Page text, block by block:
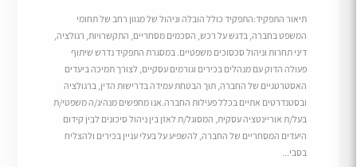
תיאור התפקיד:התפקיד כולל הובלה וניהול של מגוון רחב של תחומי
המשפט בחברה, בדגש על רכש, הסכמים מסחריים, התקשרויות, רגולציה,
דיני תחרות וניהול סכסוכים משפטיים. במסגרת התפקיד נדרש שיתוף
פעולה הדוק עם מנהלים בכירים וגורמים עסקיים, לצורך תמיכה ביעדים
האסטרטגיים של החברה, תוך הבטחת עמידה בדרישות הדין, ברגולציה
ובסטנדרטים אתיים בכלל פעילות החברה.אנו מחפשים מנהיג/ה משפטי/ת
בעל/ת אוריינטציה עסקית, המסוגל/ת לאזן בין ניהול סיכונים לבין קידום
היעדים המסחריים של החברה, להשפיע על בעלי עניין בכירים ולהצליח
בסבי...